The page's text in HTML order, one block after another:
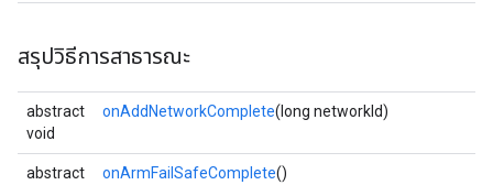
สรุปวิธีการสาธารณะ
abstract
void
onAddNetworkComplete(long networkId)
abstract
onArmFailSafeComplete()